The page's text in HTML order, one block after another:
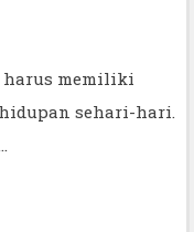
harus memiliki
sehari-hari.